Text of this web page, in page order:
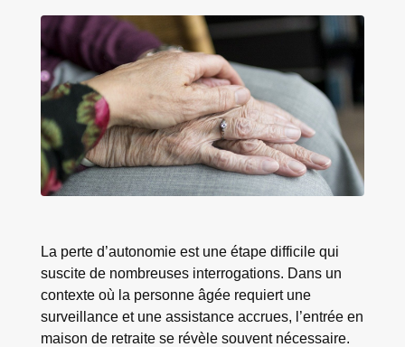
La perte d’autonomie est une étape difficile qui
suscite de nombreuses interrogations. Dans un
contexte où la personne âgée requiert une
surveillance et une assistance accrues, l’entrée en
maison de retraite se révèle souvent nécessaire.